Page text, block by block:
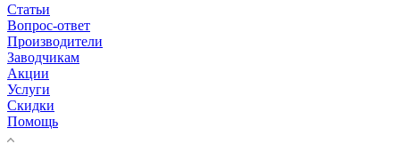
Статьи
Вопрос-ответ
Производители
Заводчикам
Акции
Услуги
Скидки
Помощь